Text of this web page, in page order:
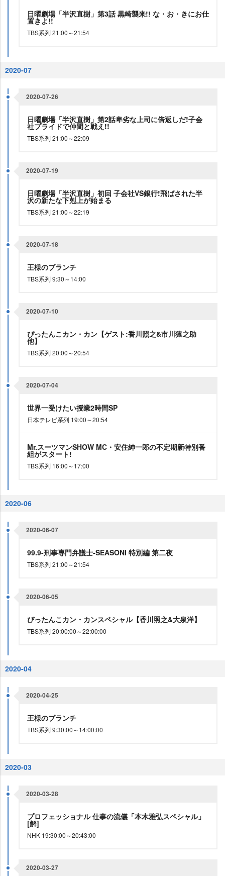
日曜劇場「半沢直樹」第3話 黒崎襲来!! な・お・きにお仕
置きよ!!
TBS系列 21:00～21:54
2020-07
2020-07-26
日曜劇場「半沢直樹」第2話卑劣な上司に倍返しだ!子会
社プライドで仲間と戦え!!
TBS系列 21:00～22:09
2020-07-19
日曜劇場「半沢直樹」初回 子会社VS銀行!飛ばされた半
沢の新たな下剋上が始まる
TBS系列 21:00～22:19
2020-07-18
王様のブランチ
TBS系列 9:30～14:00
2020-07-10
ぴったんこカン・カン【ゲスト:香川照之&市川猿之助
他】
TBS系列 20:00～20:54
2020-07-04
世界一受けたい授業2時間SP
日本テレビ系列 19:00～20:54
Mr.スーツマンSHOW MC・安住紳一郎の不定期新特別番
組がスタート!
TBS系列 16:00～17:00
2020-06
2020-06-07
99.9-刑事専門弁護士-SEASONI 特別編 第二夜
TBS系列 21:00～21:54
2020-06-05
ぴったんこカン・カンスペシャル【香川照之&大泉洋】
TBS系列 20:00:00～22:00:00
2020-04
2020-04-25
王様のブランチ
TBS系列 9:30:00～14:00:00
2020-03
2020-03-28
プロフェッショナル 仕事の流儀「本木雅弘スペシャル」
[解]
NHK 19:30:00～20:43:00
2020-03-27